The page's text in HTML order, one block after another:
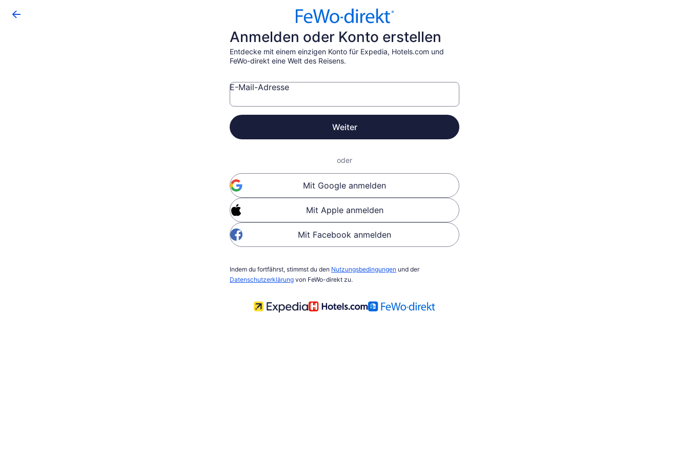
Anmelden oder Konto erstellen
Entdecke mit einem einzigen Konto für Expedia, Hotels.com und
FeWo-direkt eine Welt des Reisens.
E-Mail-Adresse
Weiter
oder
Mit Google anmelden
Mit Apple anmelden
Mit Facebook anmelden
Indem du fortfährst, stimmst du den Nutzungsbedingungen und der
Datenschutzerklärung von FeWo-direkt zu.